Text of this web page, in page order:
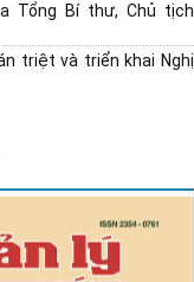
Tổng Bí thư, Chủ tịch
triệt và triển khai Nghị